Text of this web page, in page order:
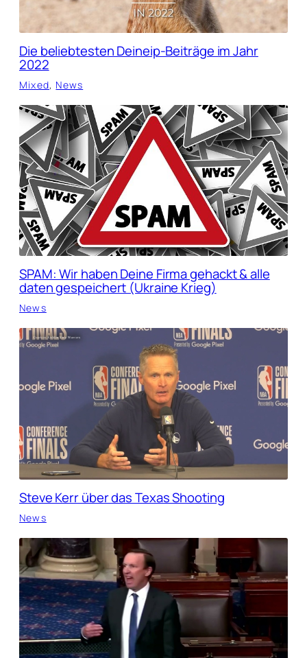
Die beliebtesten Deineip-Beiträge im Jahr
2022
Mixed, News
SPAM: Wir haben Deine Firma gehackt & alle
daten gespeichert (Ukraine Krieg)
News
Steve Kerr über das Texas Shooting
News